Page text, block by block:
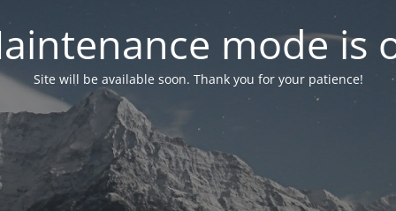
mode is
Site will be available soon. Thank you for your patience!